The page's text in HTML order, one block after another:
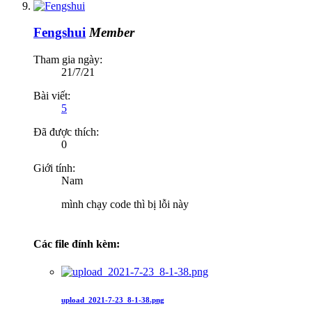
Fengshui Member
Tham gia ngày:
21/7/21
Bài viết:
5
Đã được thích:
0
Giới tính:
Nam
mình chạy code thì bị lỗi này
Các file đính kèm:
upload_2021-7-23_8-1-38.png